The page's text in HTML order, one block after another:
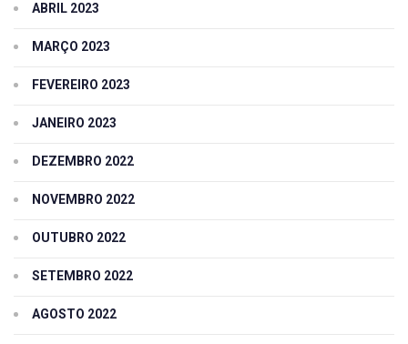
ABRIL 2023
MARÇO 2023
FEVEREIRO 2023
JANEIRO 2023
DEZEMBRO 2022
NOVEMBRO 2022
OUTUBRO 2022
SETEMBRO 2022
AGOSTO 2022